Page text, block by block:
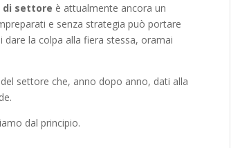
di settore è attualmente ancora un
e senza strategia può portare
dare la colpa alla fiera stessa, oramai
settore che, anno dopo anno, dati alla
dal principio.